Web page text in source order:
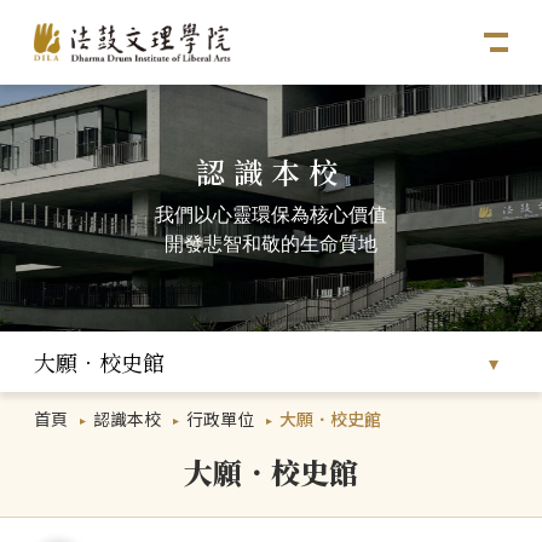
認識本校
我們以心靈環保為核心價值
開發悲智和敬的生命質地
大願．校史館
首頁 認識本校 行政單位 大願．校史館
大願．校史館